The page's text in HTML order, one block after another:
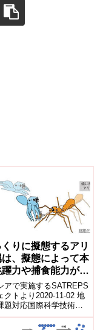
りに擬態するアリ
は、擬態によって本
力や捕食能力が低
いることを発見
アで実施するSATREPS
クトより2020-11-02 地
題対応国際科学技術協
ラム（SATREPS）2019
ら始まった、...